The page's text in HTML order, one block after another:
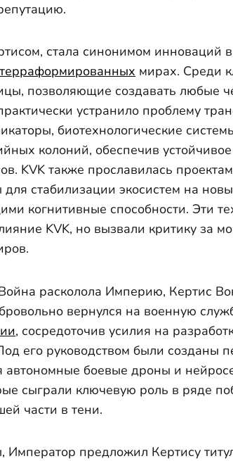
стала синонимом инноваций в
терраформированных мирах. Среди
позволяющие создавать любые
устранило проблему
биотехнологические
колоний, обеспечив устойчивое
KVK также прославилась
стабилизации экосистем на
когнитивные способности. Эти
KVK, но вызвали критику за
расколола Империю, Кертис
вернулся на военную
, сосредоточив усилия на
его руководством были созданы
автономные боевые дроны и
сыграли ключевую роль в ряде
части в тени.
предложил Кертису